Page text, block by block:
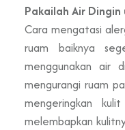
Pakailah Air
Cara mengatasi
ruam baiknya
menggunakan air
mengurangi ruam
mengeringkan
melembapkan